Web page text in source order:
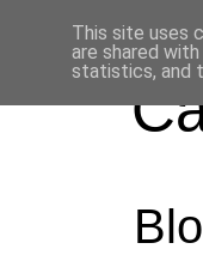
This site uses
are shared
statistics, and